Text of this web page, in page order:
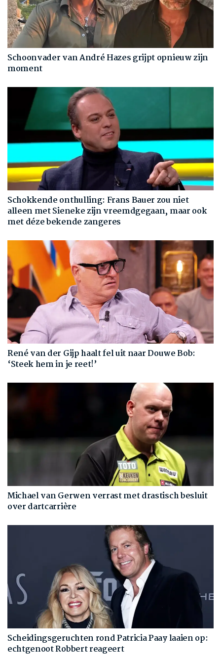
Schoonvader van André Hazes grijpt opnieuw zijn
moment
Schokkende onthulling: Frans Bauer zou niet
alleen met Sieneke zijn vreemdgegaan, maar ook
met déze bekende zangeres
René van der Gijp haalt fel uit naar Douwe Bob:
‘Steek hem in je reet!’
Michael van Gerwen verrast met drastisch besluit
over dartcarrière
Scheidingsgeruchten rond Patricia Paay laaien op:
echtgenoot Robbert reageert